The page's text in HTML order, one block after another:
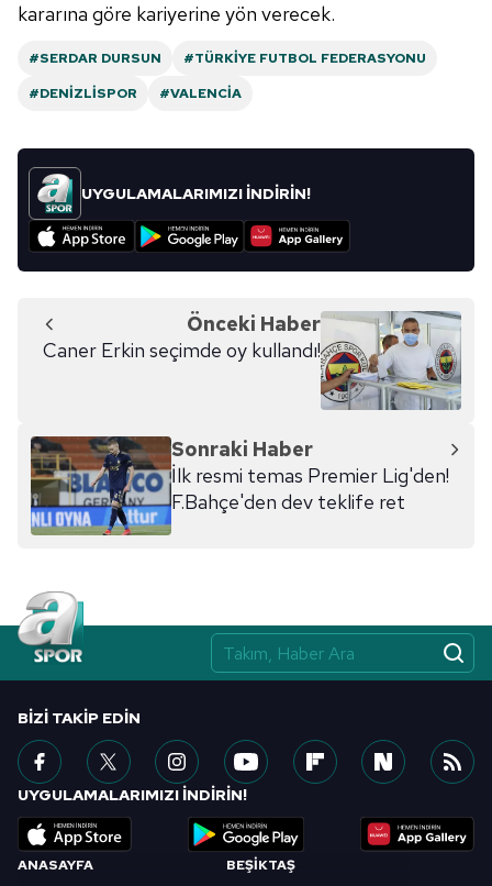
kararına göre kariyerine yön verecek.
#SERDAR DURSUN
#TÜRKIYE FUTBOL FEDERASYONU
#DENIZLISPOR
#VALENCIA
UYGULAMALARIMIZI İNDİRİN!
Önceki Haber
Caner Erkin seçimde oy kullandı!
Sonraki Haber
İlk resmi temas Premier Lig'den!
F.Bahçe'den dev teklife ret
ANASAYFA
BEŞİKTAŞ
BIZI TAKIP EDIN
UYGULAMALARIMIZI İNDİRİN!